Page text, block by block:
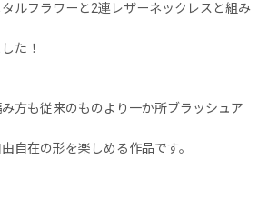
ルフラワーと2連レザーネックレスと組み
た！
方も従来のものより一か所ブラッシュア
自在の形を楽しめる作品です。